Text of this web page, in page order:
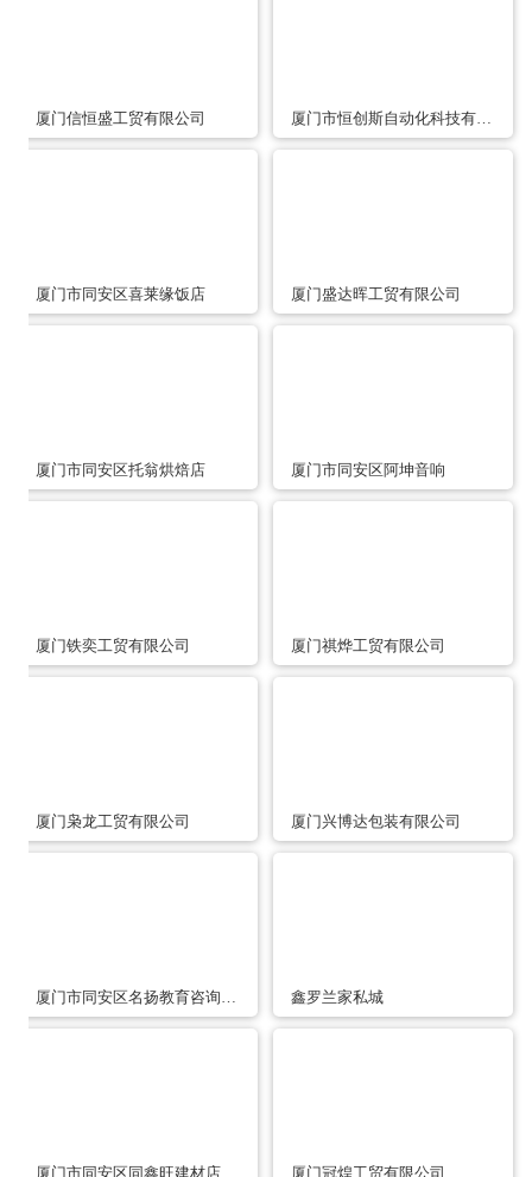
厦门信恒盛工贸有限公司
厦门市同安区喜莱缘饭店 厦门盛达晖工贸有限公司
厦门市同安区托翁烘焙店 厦门市同安区阿坤音响
厦门铁奕工贸有限公司 厦门祺烨工贸有限公司
厦门枭龙工贸有限公司 厦门兴博达包装有限公司
鑫罗兰家私城
厦门市同安区同鑫旺建材店 厦门冠煌工贸有限公司